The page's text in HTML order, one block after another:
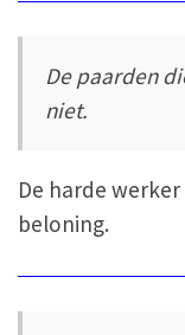
De paarden
niet.
De harde
beloning.